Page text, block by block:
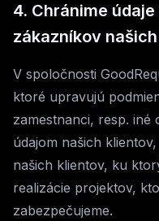
4. Chránime
zákazníkov
V spoločnosti
ktoré upravujú
zamestnanci, resp.
údajom našich
našich klientov, ku
realizácie projektov,
zabezpečujeme.